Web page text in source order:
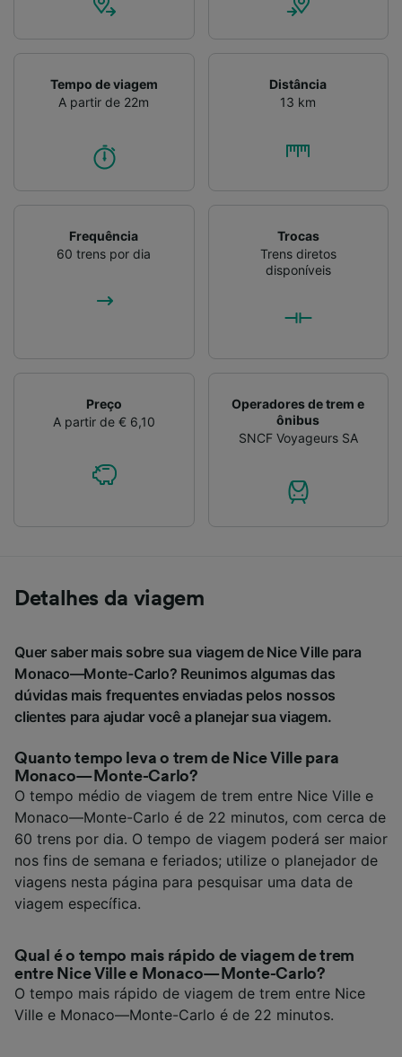
Tempo de viagem
A partir de 22m
Distância
13 km
Frequência
60 trens por dia
Trocas
Trens diretos
disponíveis
Preço
A partir de € 6,10
Operadores de trem e
ônibus
SNCF Voyageurs SA
Detalhes da viagem
Quer saber mais sobre sua viagem de Nice Ville para
Monaco—Monte-Carlo? Reunimos algumas das
dúvidas mais frequentes enviadas pelos nossos
clientes para ajudar você a planejar sua viagem.
Quanto tempo leva o trem de Nice Ville para
Monaco—Monte-Carlo?
O tempo médio de viagem de trem entre Nice Ville e
Monaco—Monte-Carlo é de 22 minutos, com cerca de
60 trens por dia. O tempo de viagem poderá ser maior
nos fins de semana e feriados; utilize o planejador de
viagens nesta página para pesquisar uma data de
viagem específica.
Qual é o tempo mais rápido de viagem de trem
entre Nice Ville e Monaco—Monte-Carlo?
O tempo mais rápido de viagem de trem entre Nice
Ville e Monaco—Monte-Carlo é de 22 minutos.